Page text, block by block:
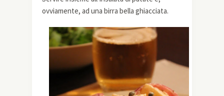
ovviamente, ad una birra bella ghiacciata.